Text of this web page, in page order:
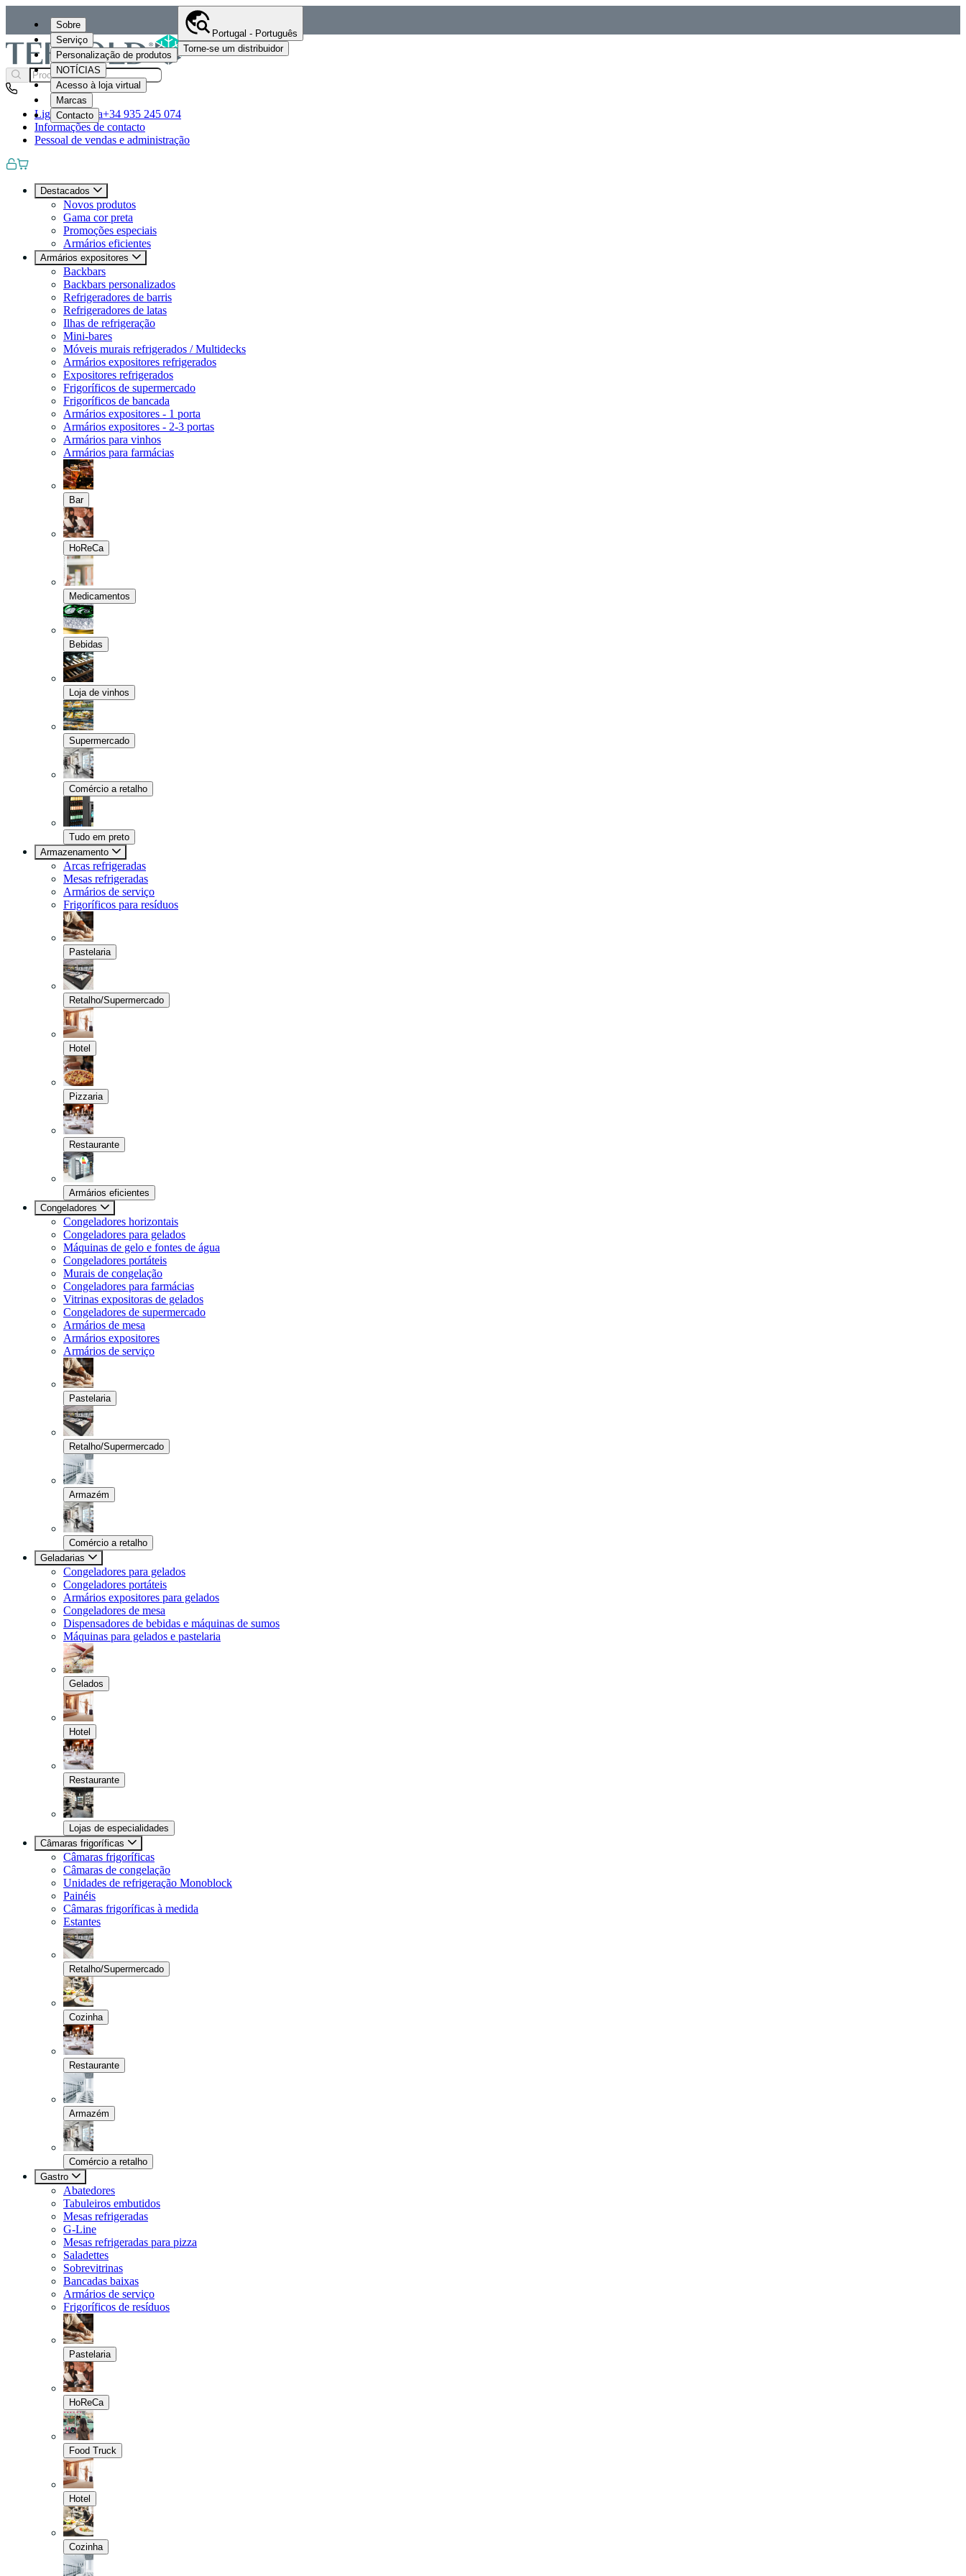
Sobre
Serviço
Personalização de produtos
NOTÍCIAS
Acesso à loja virtual
Marcas
Contacto
Portugal - Português
Torne-se um distribuidor
Ligue-nos para+34 935 245 074
Informações de contacto
Pessoal de vendas e administração
Destacados
Novos produtos
Gama cor preta
Promoções especiais
Armários eficientes
Armários expositores
Backbars
Backbars personalizados
Refrigeradores de barris
Refrigeradores de latas
Ilhas de refrigeração
Mini-bares
Móveis murais refrigerados / Multidecks
Armários expositores refrigerados
Expositores refrigerados
Frigoríficos de supermercado
Frigoríficos de bancada
Armários expositores - 1 porta
Armários expositores - 2-3 portas
Armários para vinhos
Armários para farmácias
Bar
HoReCa
Medicamentos
Bebidas
Loja de vinhos
Supermercado
Comércio a retalho
Tudo em preto
Armazenamento
Arcas refrigeradas
Mesas refrigeradas
Armários de serviço
Frigoríficos para resíduos
Pastelaria
Retalho/Supermercado
Hotel
Pizzaria
Restaurante
Armários eficientes
Congeladores
Congeladores horizontais
Congeladores para gelados
Máquinas de gelo e fontes de água
Congeladores portáteis
Murais de congelação
Congeladores para farmácias
Vitrinas expositoras de gelados
Congeladores de supermercado
Armários de mesa
Armários expositores
Armários de serviço
Pastelaria
Retalho/Supermercado
Armazém
Comércio a retalho
Geladarias
Congeladores para gelados
Congeladores portáteis
Armários expositores para gelados
Congeladores de mesa
Dispensadores de bebidas e máquinas de sumos
Máquinas para gelados e pastelaria
Gelados
Hotel
Restaurante
Lojas de especialidades
Câmaras frigoríficas
Câmaras frigoríficas
Câmaras de congelação
Unidades de refrigeração Monoblock
Painéis
Câmaras frigoríficas à medida
Estantes
Retalho/Supermercado
Cozinha
Restaurante
Armazém
Comércio a retalho
Gastro
Abatedores
Tabuleiros embutidos
Mesas refrigeradas
G-Line
Mesas refrigeradas para pizza
Saladettes
Sobrevitrinas
Bancadas baixas
Armários de serviço
Frigoríficos de resíduos
Pastelaria
HoReCa
Food Truck
Hotel
Cozinha